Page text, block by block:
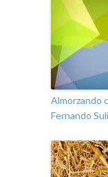
Almorzando
Fernando